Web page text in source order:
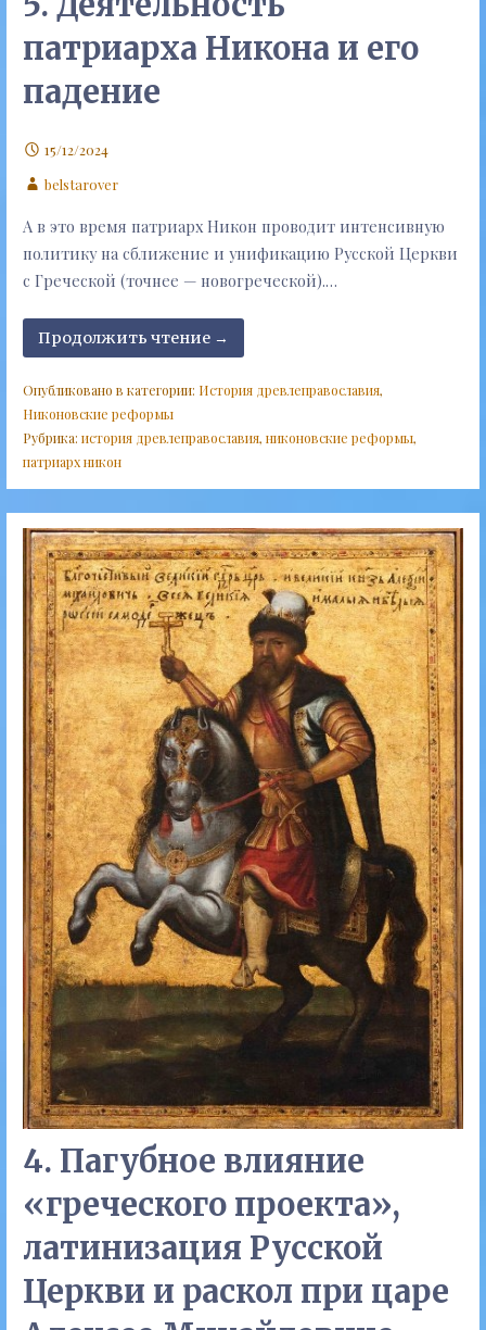
патриарха Никона и его
падение
15/12/2024
belstarover
А в это время патриарх Никон проводит интенсивную
политику на сближение и унификацию Русской Церкви
с Греческой (точнее — новогреческой).…
Продолжить чтение →
Опубликовано в категории: История древлеправославия,
Никоновские реформы
Рубрика: история древлеправославия, никоновские реформы,
патриарх никон
4. Пагубное влияние
«греческого проекта»,
латинизация Русской
Церкви и раскол при царе